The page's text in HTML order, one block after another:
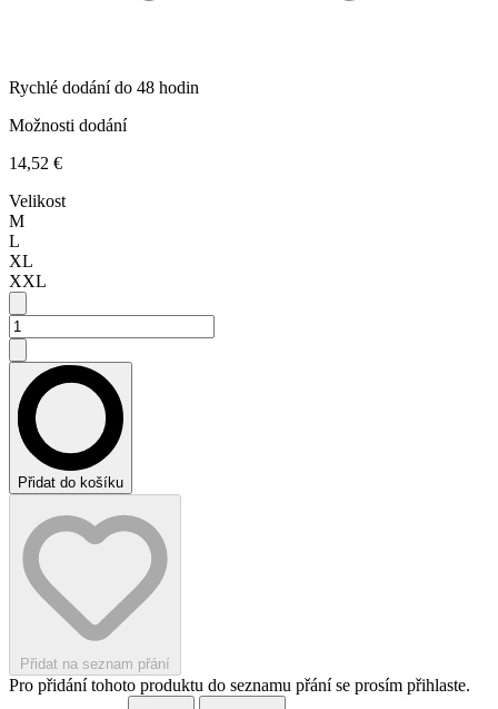
Rychlé dodání do 48 hodin
Možnosti dodání
14,52 €
Velikost
M
L
XL
XXL
Přidat do košíku
Přidat na seznam přání
Pro přidání tohoto produktu do seznamu přání se prosím přihlaste.